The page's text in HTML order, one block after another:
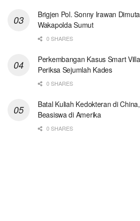
Brigjen Pol. Sonny Irawan
Wakapolda Sumut
0 SHARES
Perkembangan Kasus Smart
Periksa Sejumlah Kades
0 SHARES
Batal Kuliah Kedokteran di
Beasiswa di Amerika
0 SHARES